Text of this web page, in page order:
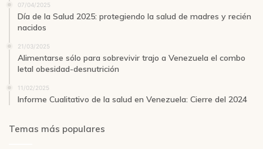
07/04/2025
Día de la Salud 2025: protegiendo la salud de madres y recién
nacidos
21/03/2025
Alimentarse sólo para sobrevivir trajo a Venezuela el combo
letal obesidad-desnutrición
11/02/2025
Informe Cualitativo de la salud en Venezuela: Cierre del 2024
Temas más populares